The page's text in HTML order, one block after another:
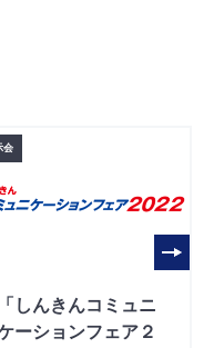
会
「しんきんコミュニ
ーションフェア２